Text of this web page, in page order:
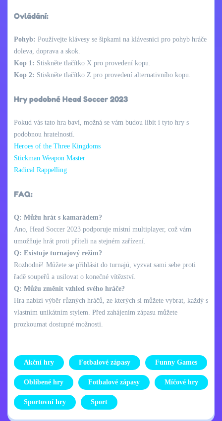
Ovládání:
Pohyb: Používejte klávesy se šipkami na klávesnici pro pohyb hráče
doleva, doprava a skok.
Kop 1: Stiskněte tlačítko X pro provedení kopu.
Kop 2: Stiskněte tlačítko Z pro provedení alternativního kopu.
Hry podobné Head Soccer 2023
Pokud vás tato hra baví, možná se vám budou líbit i tyto hry s
podobnou hratelností.
Heroes of the Three Kingdoms
Stickman Weapon Master
Radical Rappelling
FAQ:
Q: Můžu hrát s kamarádem?
Ano, Head Soccer 2023 podporuje místní multiplayer, což vám
umožňuje hrát proti příteli na stejném zařízení.
Q: Existuje turnajový režim?
Rozhodně! Můžete se přihlásit do turnajů, vyzvat sami sebe proti
řadě soupeřů a usilovat o konečné vítězství.
Q: Můžu změnit vzhled svého hráče?
Hra nabízí výběr různých hráčů, ze kterých si můžete vybrat, každý s
vlastním unikátním stylem. Před zahájením zápasu můžete
prozkoumat dostupné možnosti.
Akční hry Fotbalové zápasy Funny Games
Oblíbené hry Fotbalové zápasy Míčové hry
Sportovní hry Sport